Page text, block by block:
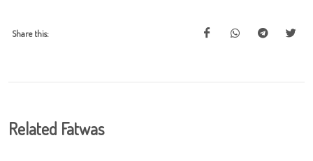
Share this:
Related Fatwas